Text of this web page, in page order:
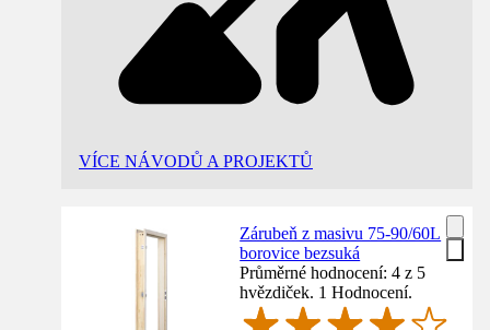
VÍCE NÁVODŮ A PROJEKTŮ
Zárubeň z masivu 75-90/60L
borovice bezsuká
Průměrné hodnocení: 4 z 5
hvězdiček. 1 Hodnocení.